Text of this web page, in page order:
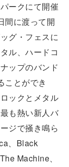
ークにて開催
間に渡って開
グ・フェスに
ル、ハードコ
ップのバンド
ことができ
ックとメタル
も熱い新人バ
ジで掻き鳴ら
、Black
Machine、